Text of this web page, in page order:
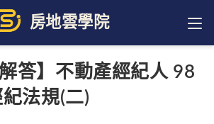
答】不動產經紀人 98
法規(二)